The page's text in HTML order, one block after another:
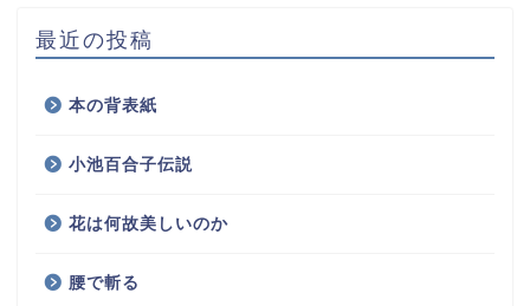
最近の投稿
本の背表紙
小池百合子伝説
花は何故美しいのか
腰で斬る